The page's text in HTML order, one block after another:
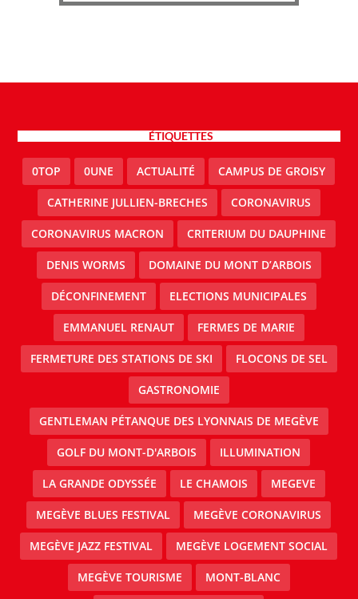
ÉTIQUETTES
0TOP 0UNE ACTUALITÉ CAMPUS DE GROISY
CATHERINE JULLIEN-BRECHES CORONAVIRUS
CORONAVIRUS MACRON CRITERIUM DU DAUPHINE
DENIS WORMS DOMAINE DU MONT D’ARBOIS
DÉCONFINEMENT ELECTIONS MUNICIPALES
EMMANUEL RENAUT FERMES DE MARIE
FERMETURE DES STATIONS DE SKI FLOCONS DE SEL
GASTRONOMIE
GENTLEMAN PÉTANQUE DES LYONNAIS DE MEGÈVE
GOLF DU MONT-D'ARBOIS ILLUMINATION
LA GRANDE ODYSSÉE LE CHAMOIS MEGEVE
MEGÈVE BLUES FESTIVAL MEGÈVE CORONAVIRUS
MEGÈVE JAZZ FESTIVAL MEGÈVE LOGEMENT SOCIAL
MEGÈVE TOURISME MONT-BLANC